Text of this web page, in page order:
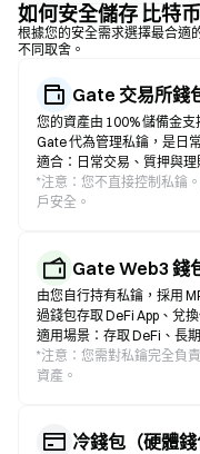
如何安全儲存 比特
根據您的安全需求選擇最合適
不同取舍。
Gate 交易所錢
您的資產由 100% 儲備金
Gate 代為管理私鑰，是日
適合：日常交易、質押與理
*注意：您不直接控制私鑰
戶安全。
Gate Web3 錢
由您自行持有私鑰，採用
過錢包存取 DeFi App、兌
適用場景：存取 DeFi、長
*注意：您需對私鑰完全負
資產。
冷錢包（硬體錢